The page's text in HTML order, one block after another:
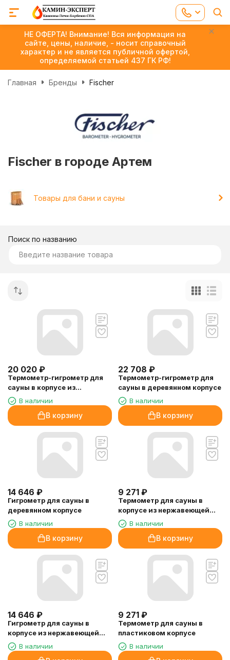
НЕ ОФЕРТА! Внимание! Вся информация на
сайте, цены, наличие, - носит справочный
характер и не является публичной офертой,
определяемой статьей 437 ГК РФ!
Главная Бренды Fischer
Fischer в городе Артем
Товары для бани и сауны
Поиск по названию
20 020 ₽
Термометр-гигрометр для
сауны в корпусе из
нержавеющей стали
В наличии
В корзину
22 708 ₽
Термометр-гигрометр для
сауны в деревянном корпусе
В наличии
В корзину
14 646 ₽
Гигрометр для сауны в
деревянном корпусе
В наличии
В корзину
9 271 ₽
Термометр для сауны в
корпусе из нержавеющей
сталиВ наличии
В корзину
14 646 ₽
Гигрометр для сауны в
корпусе из нержавеющей
сталиВ наличии
9 271 ₽
Термометр для сауны в
пластиковом корпусе
В наличии